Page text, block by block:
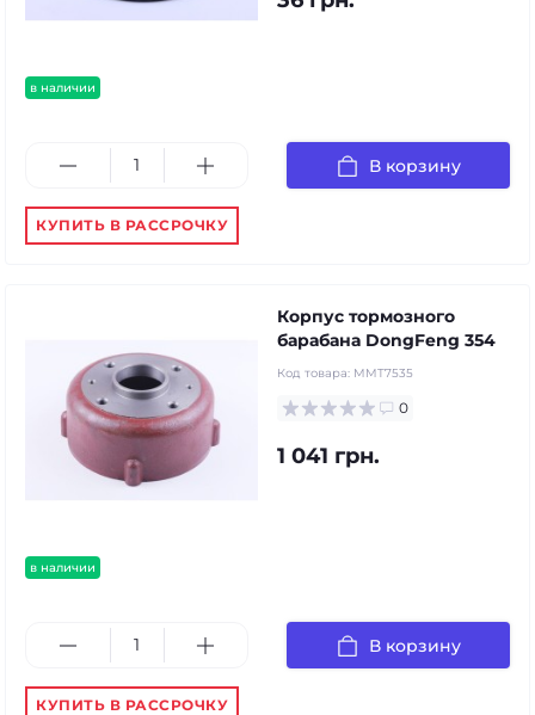
в наличии
В корзину
КУПИТЬ В РАССРОЧКУ
в наличии
Корпус тормозного
барабана DongFeng 354
Код товара: MMT7535
0
1 041 грн.
В корзину
КУПИТЬ В РАССРОЧКУ